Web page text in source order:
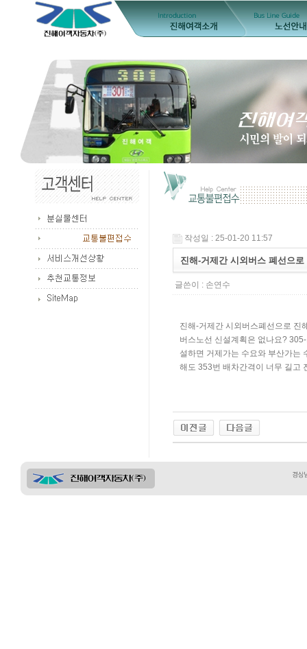
작성일 : 25-01-20 11:57
진해-거제간 시외버스 폐선으
글쓴이 : 손연수
진해-거제간 시외버스폐선으로 진
버스노선 신설계획은 없나요?
설하면 거제가는 수요와 부산가는
해도 353번 배차간격이 너무 길고